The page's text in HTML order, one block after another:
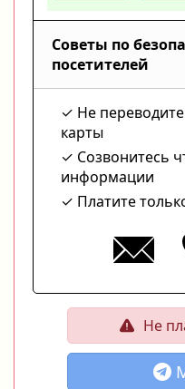
Советы по
посетителей
Не
карты
Созвонитесь
информации
Платите
Не